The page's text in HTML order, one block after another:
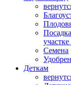
Семена
Деткам